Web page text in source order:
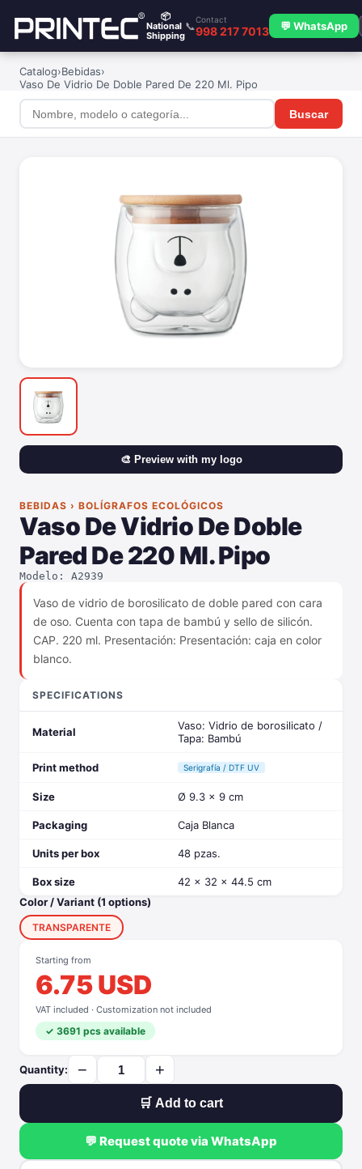
📦
National
Shipping
📞
Contact
998 217 7013 💬 WhatsApp
Catalog›Bebidas›
Vaso De Vidrio De Doble Pared De 220 Ml. Pipo
Buscar
🎨 Preview with my logo
BEBIDAS › BOLÍGRAFOS ECOLÓGICOS
Vaso De Vidrio De Doble
Pared De 220 Ml. Pipo
Modelo: A2939
Vaso de vidrio de borosilicato de doble pared con cara
de oso. Cuenta con tapa de bambú y sello de silicón.
CAP. 220 ml. Presentación: Presentación: caja en color
blanco.
SPECIFICATIONS
Material
Vaso: Vidrio de borosilicato /
Tapa: Bambú
Print method Serigrafía / DTF UV
Size Ø 9.3 x 9 cm
Packaging Caja Blanca
Units per box 48 pzas.
Box size
42 x 32 x 44.5 cm
Color / Variant (1 options)
TRANSPARENTE
Starting from
6.75 USD
VAT included · Customization not included
✓ 3691 pcs available
Quantity: − +
🛒 Add to cart
💬 Request quote via WhatsApp